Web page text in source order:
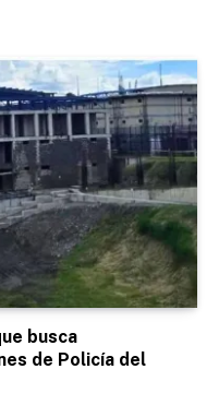
busca
de Policía del